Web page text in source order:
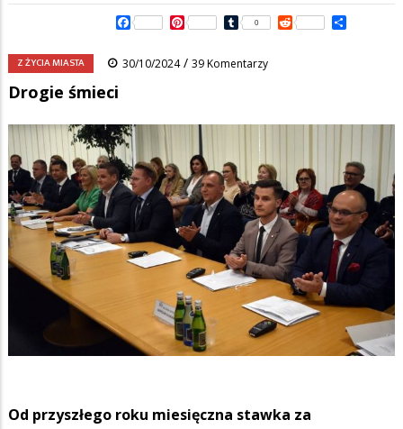
nawigacyjna
FacebookPinterestTumblr
0 Reddit
Z ŻYCIA MIASTA 30/10/2024/ 39 Komentarzy
Drogie śmieci
Od przyszłego roku miesięczna stawka za